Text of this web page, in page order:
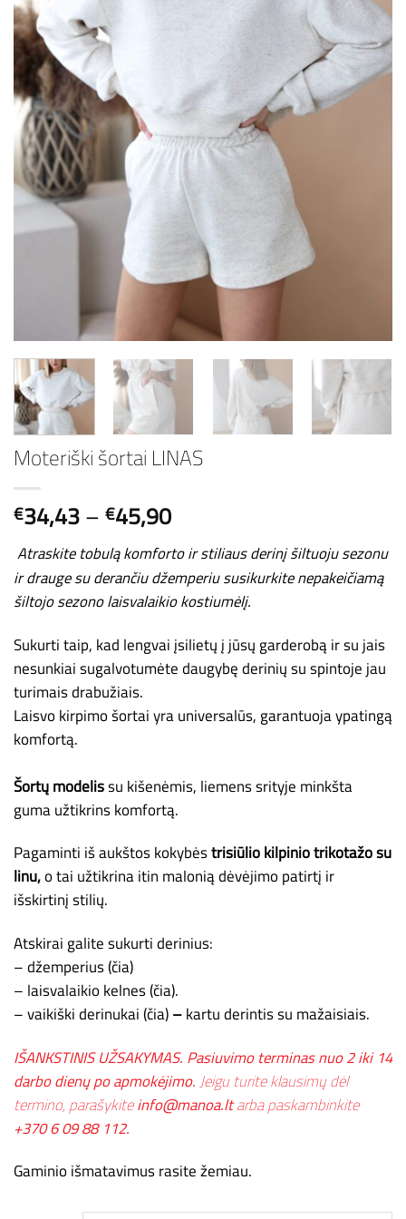
Moteriški šortai LINAS
€34,43– €45,90Price
€34,43
through
€45,90
Atraskite tobulą komforto ir stiliaus derinį šiltuoju sezonu
ir drauge su derančiu džemperiu susikurkite nepakeičiamą
šiltojo sezono laisvalaikio kostiumėlį.
Sukurti taip, kad lengvai įsilietų į jūsų garderobą ir su jais
nesunkiai sugalvotumėte daugybę derinių su spintoje jau
turimais drabužiais.
Laisvo kirpimo šortai yra universalūs, garantuoja ypatingą
komfortą.
Šortų modelissu kišenėmis, liemens srityje minkšta
guma užtikrins komfortą.
Pagaminti iš aukštos kokybėstrisiūlio kilpinio trikotažo su
linu,o tai užtikrina itin malonią dėvėjimo patirtį ir
išskirtinį stilių.
Atskirai galite sukurti derinius:
– džemperius (čia)
– laisvalaikio kelnes (čia).
– vaikiški derinukai (čia) – kartu derintis su mažaisiais.
IŠANKSTINIS UŽSAKYMAS. Pasiuvimo terminas nuo 2 iki 14
darbo dienų po apmokėjimo. Jeigu turite klausimų dėl
termino, parašykiteinfo@manoa.ltarba paskambinkite
+370 6 09 88 112.
Gaminio išmatavimus rasite žemiau.